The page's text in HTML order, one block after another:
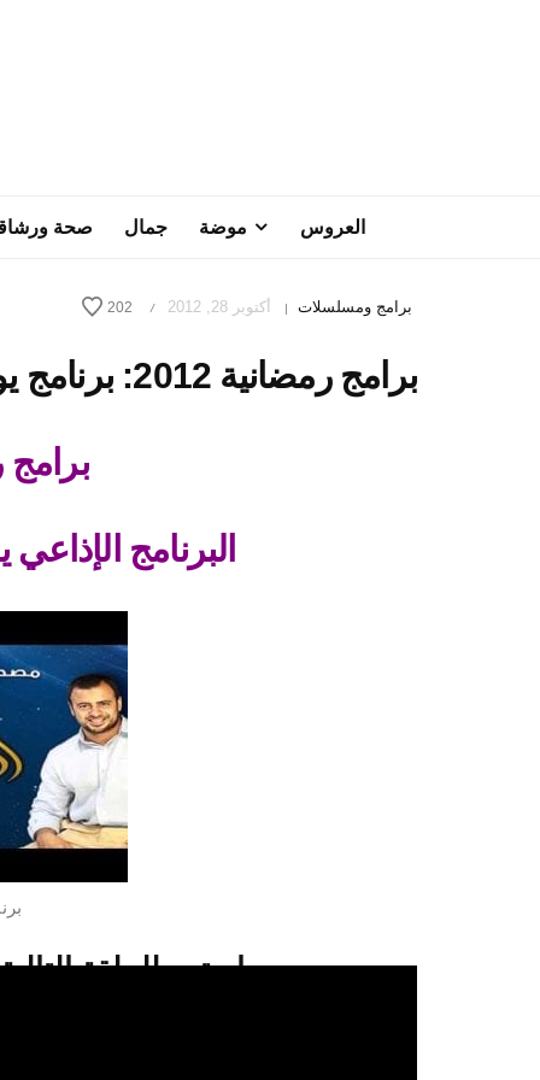
العروس موضة جمال صحة
برامج ومسلسلات | أكتوبر 28, 2012 /
202
برامج رمضانية 2012: برنامج يوم في الجنة – الحلقة 28
برامج
البرنامج
استمع للحلقة التالية